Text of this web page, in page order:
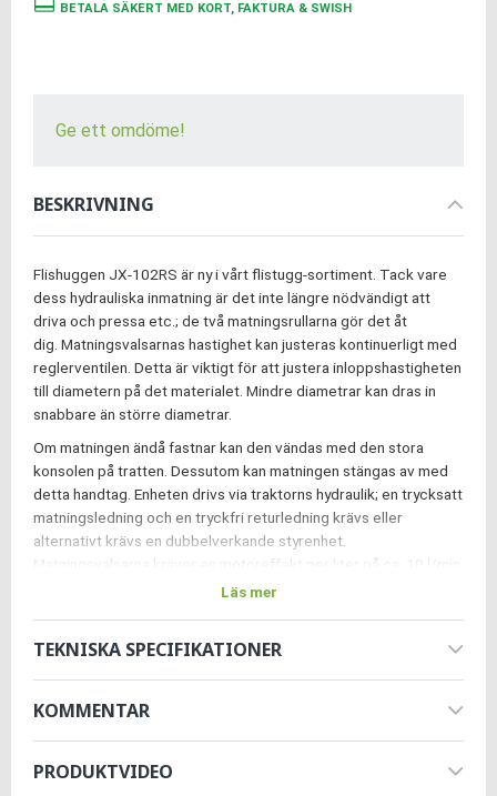
BETALA SÄKERT MED KORT, FAKTURA & SWISH
Ge ett omdöme!
BESKRIVNING
Flishuggen JX-102RS är ny i vårt flistugg-sortiment. Tack vare
dess hydrauliska inmatning är det inte längre nödvändigt att
driva och pressa etc.; de två matningsrullarna gör det åt
dig. Matningsvalsarnas hastighet kan justeras kontinuerligt med
reglerventilen. Detta är viktigt för att justera inloppshastigheten
till diametern på det materialet. Mindre diametrar kan dras in
snabbare än större diametrar.
Om matningen ändå fastnar kan den vändas med den stora
konsolen på tratten. Dessutom kan matningen stängas av med
detta handtag. Enheten drivs via traktorns hydraulik; en trycksatt
matningsledning och en tryckfri returledning krävs eller
alternativt krävs en dubbelverkande styrenhet.
Matningsvalsarna kräver en motoreffekt per liter på ca. 10 l/min
Flistuggen levereras komplett med en kraftuttagsaxel. En
brytbult är monterad på ena sidan av kraftuttagsaxeln, som av
traktorer med mer än 100 hk också kan användas utan problem.
Du bör ha minst en motoreffekt på 70 hk.
Kraftuttagsvarvtalet måste vara 540 varv/min.
Läs mer
TEKNISKA SPECIFIKATIONER
KOMMENTAR
PRODUKTVIDEO